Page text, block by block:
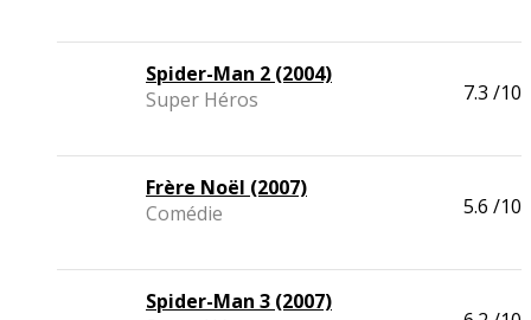
Spider-Man 2 (2004)
Super Héros
7.3 /10
Frère Noël (2007)
Comédie
5.6 /10
Spider-Man 3 (2007)